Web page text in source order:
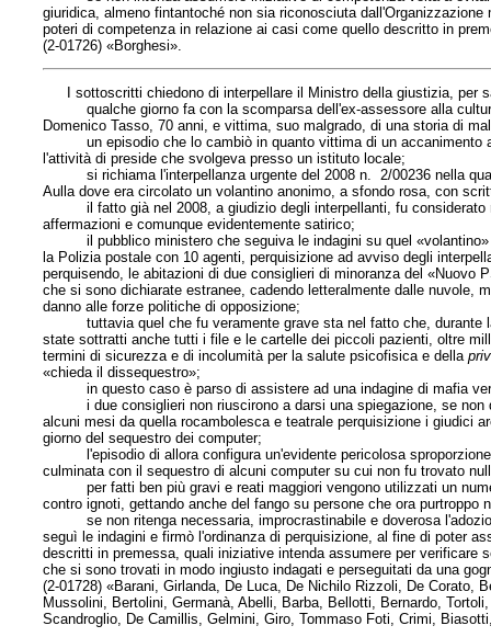
giuridica, almeno fintantoché non sia riconosciuta
poteri di competenza in relazione ai casi come quello descritto in
(2-01726) «Borghesi».
I sottoscritti chiedono di interpellareil Ministro della giustizia, per
qualche giorno fa con la scomparsa dell'ex-assessore alla
Domenico Tasso, 70 anni, e vittima, suo malgrado, di una storia di
un episodio che lo cambiò in quanto vittima di un accanimento al
l'attività di preside che svolgeva presso un istituto locale;
si richiama l'interpellanza urgente del 2008 n. 2/00236 nella
Aulla dove era circolato un volantino anonimo, a sfondo rosa, con
il fatto già nel 2008, a giudizio degli interpellanti, fu considerato
affermazioni e comunque evidentemente satirico;
il pubblico ministero che seguiva le indagini su quel «volantino»
la Polizia postale con 10 agenti, perquisizione ad avviso degli
perquisendo, le abitazioni di due consiglieri di minoranza del «Nuovo
che si sono dichiarate estranee, cadendo letteralmente dalle nuvole,
danno alle forze politiche di opposizione;
tuttavia quel che fu veramente grave sta nel fatto che, durante la
state sottratti anche tutti i file e le cartelle dei piccoli pazienti, oltre
termini di sicurezza e di incolumità per la salute psicofisica e della
«chieda il dissequestro»;
in questo caso è parso di assistere ad una indagine di mafia
i due consiglieri non riuscirono a darsi una spiegazione, se non
alcuni mesi da quella rocambolesca e teatrale perquisizione i giudici
giorno del sequestro dei computer;
l'episodio di allora configura un'evidente pericolosa sproporzione
culminata con il sequestro di alcuni computer su cui non fu trovato
per fatti ben più gravi e reati maggiori vengono utilizzati un
contro ignoti, gettando anche del fango su persone che ora
se non ritenga necessaria, improcrastinabile e doverosa
seguì le indagini e firmò l'ordinanza di perquisizione, al fine di poter
descritti in premessa, quali iniziative intenda assumere per
che si sono trovati in modo ingiusto indagati e perseguitati da una
(2-01728) «Barani, Girlanda, De Luca, De Nichilo Rizzoli, De
Mussolini, Bertolini, Germanà, Abelli, Barba, Bellotti, Bernardo,
Scandroglio, De Camillis, Gelmini, Giro, Tommaso Foti, Crimi,